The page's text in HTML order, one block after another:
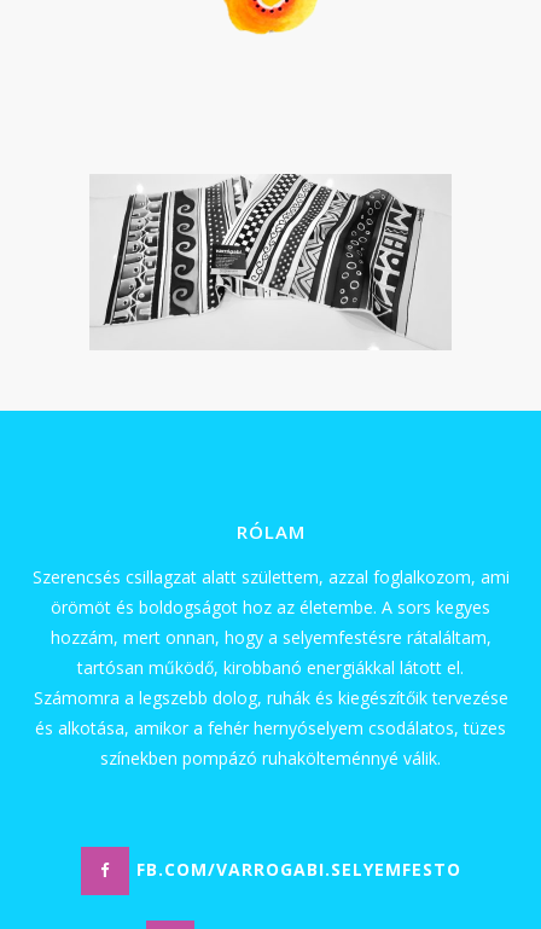
RÓLAM
Szerencsés csillagzat alatt születtem, azzal foglalkozom, ami
örömöt és boldogságot hoz az életembe. A sors kegyes
hozzám, mert onnan, hogy a selyemfestésre rátaláltam,
tartósan működő, kirobbanó energiákkal látott el.
Számomra a legszebb dolog, ruhák és kiegészítőik tervezése
és alkotása, amikor a fehér hernyóselyem csodálatos, tüzes
színekben pompázó ruhakölteménnyé válik.
FB.COM/VARROGABI.SELYEMFESTO